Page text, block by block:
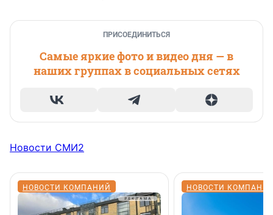
ПРИСОЕДИНИТЬСЯ
Самые яркие фото и видео дня — в
наших группах в социальных сетях
Новости СМИ2
НОВОСТИ КОМПАНИЙ НОВОСТИ